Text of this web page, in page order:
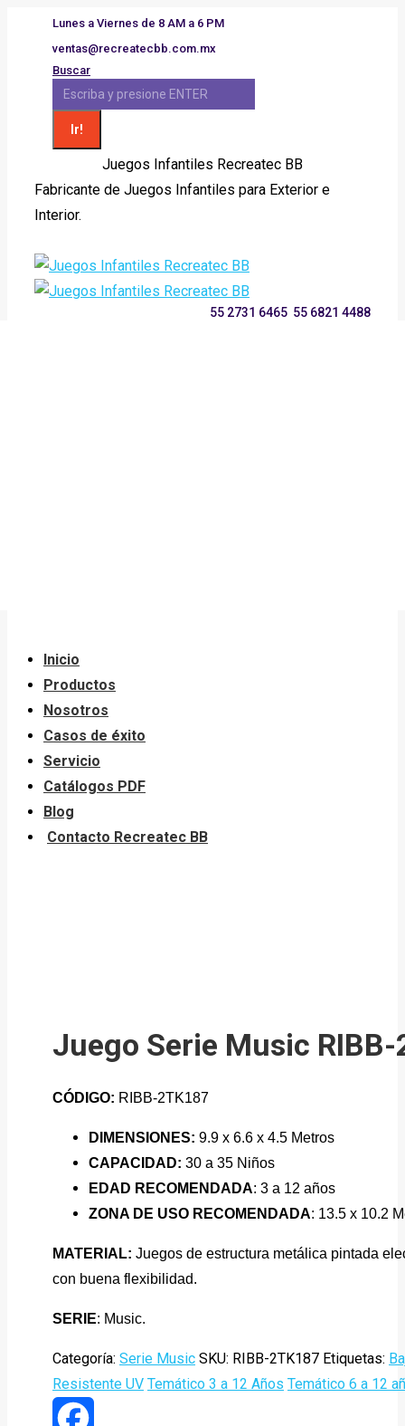
contenido
Lunes a Viernes de 8 AM a 6 PM
ventas@recreatecbb.com.mx
Buscar:
Buscar
Juegos Infantiles Recreatec BB
Fabricante de Juegos Infantiles para Exterior e
Interior.
page
opens
page
opens
page
opens
page
opens
55 2731 6465 55 6821 4488
Inicio
Productos
Nosotros
Casos de éxito
Servicio
Catálogos PDF
Blog
Contacto Recreatec BB
Juego Serie Music
CÓDIGO: RIBB-2TK187
DIMENSIONES: 9.9 x 6.6 x 4.5 Metros
CAPACIDAD: 30 a 35 Niños
EDAD RECOMENDADA: 3 a 12 años
ZONA DE USO RECOMENDADA: 13.5 x 10.2
MATERIAL: Juegos de estructura metálica pintada
con buena flexibilidad.
SERIE: Music.
Categoría: Serie Music SKU: RIBB-2TK187 Etiquetas:
Resistente UV Temático 3 a 12 Años Temático 6 a 12